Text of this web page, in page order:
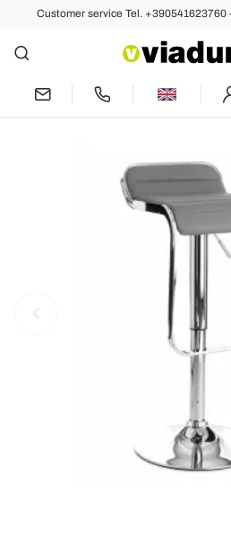
Customer service Tel. +390541623760
Back
Bar Stool in Synthetic
-